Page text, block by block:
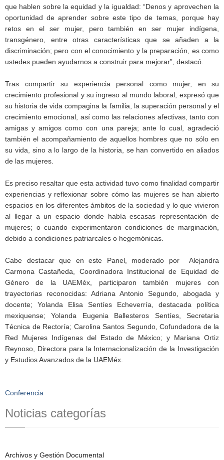
que hablen sobre la equidad y la igualdad: “Denos y aprovechen la
oportunidad de aprender sobre este tipo de temas, porque hay
retos en el ser mujer, pero también en ser mujer indígena,
transgénero, entre otras características que se añaden a la
discriminación; pero con el conocimiento y la preparación, es como
ustedes pueden ayudarnos a construir para mejorar”, destacó.
Tras compartir su experiencia personal como mujer, en su
crecimiento profesional y su ingreso al mundo laboral, expresó que
su historia de vida compagina la familia, la superación personal y el
crecimiento emocional, así como las relaciones afectivas, tanto con
amigas y amigos como con una pareja; ante lo cual, agradeció
también el acompañamiento de aquellos hombres que no sólo en
su vida, sino a lo largo de la historia, se han convertido en aliados
de las mujeres.
Es preciso resaltar que esta actividad tuvo como finalidad compartir
experiencias y reflexionar sobre cómo las mujeres se han abierto
espacios en los diferentes ámbitos de la sociedad y lo que vivieron
al llegar a un espacio donde había escasas representación de
mujeres; o cuando experimentaron condiciones de marginación,
debido a condiciones patriarcales o hegemónicas.
Cabe destacar que en este Panel, moderado por Alejandra
Carmona Castañeda, Coordinadora Institucional de Equidad de
Género de la UAEMéx, participaron también mujeres con
trayectorias reconocidas: Adriana Antonio Segundo, abogada y
docente; Yolanda Elisa Sentíes Echeverría, destacada política
mexiquense; Yolanda Eugenia Ballesteros Sentíes, Secretaria
Técnica de Rectoría; Carolina Santos Segundo, Cofundadora de la
Red Mujeres Indígenas del Estado de México; y Mariana Ortiz
Reynoso, Directora para la Internacionalización de la Investigación
y Estudios Avanzados de la UAEMéx.
Conferencia
Noticias categorías
Archivos y Gestión Documental